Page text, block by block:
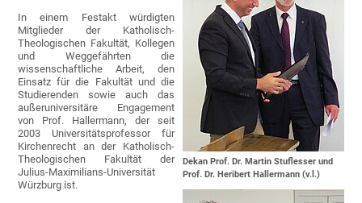
Dekan Prof. Dr. Martin Stuflesser und
Prof. Dr. Heribert Hallermann (v.l.)
In einem Festakt würdigten
Mitglieder der Katholisch-
Theologischen Fakultät, Kollegen
und Weggefährten die
wissenschaftliche Arbeit, den
Einsatz für die Fakultät und die
Studierenden sowie auch das
außeruniversitäre Engagement
von Prof. Hallermann, der seit
2003 Universitätsprofessor für
Kirchenrecht an der Katholisch-
Theologischen Fakultät der
Julius-Maximilians-Universität
Würzburg ist.